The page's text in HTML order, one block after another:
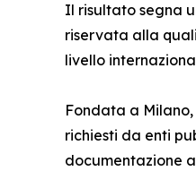
Il risultato segna
riservata alla
livello
Fondata a
richiesti da enti
documentazione